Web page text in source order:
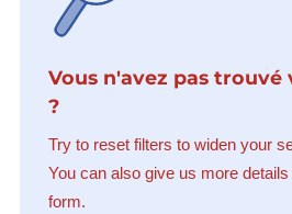
Vous n'avez pas
?
Try to reset filters to widen your
You can also give us more
form.